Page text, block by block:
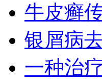
牛皮癣
银屑病
一种治